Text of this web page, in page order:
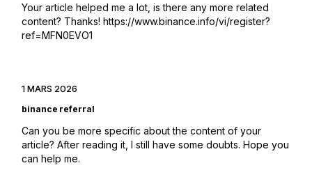
Your article helped me a lot, is there any more related
content? Thanks!https://www.binance.info/vi/register?
ref=MFN0EVO1
1 MARS 2026
binance referral
Can you be more specific about the content of your
article? After reading it, I still have some doubts. Hope you
can help me.